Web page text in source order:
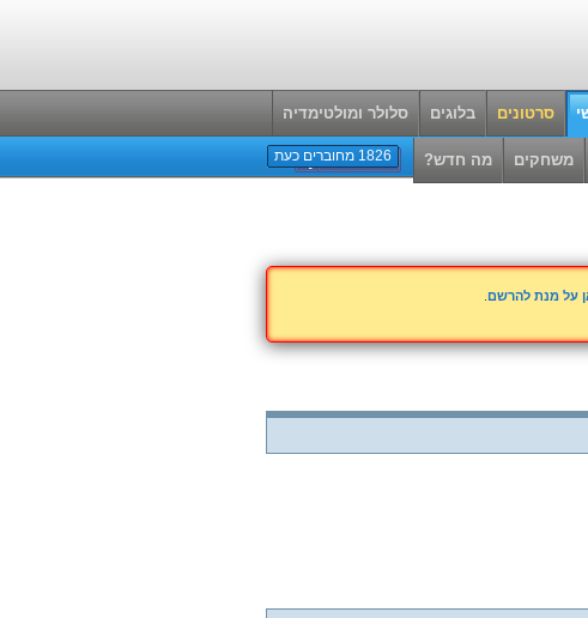
סרטונים בלוגים סלולר ומולטימדיה
משחקים מה חדש? 1826 מחוברים כעת
על מנת להרשם